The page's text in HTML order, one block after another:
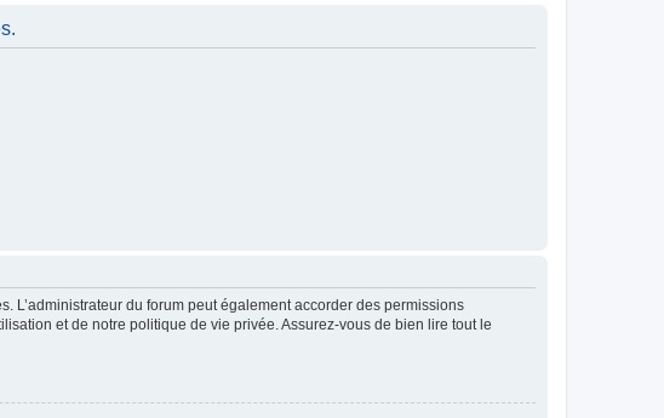
L’administrateur du forum peut également accorder des permissions
et de notre politique de vie privée. Assurez-vous de bien lire tout le